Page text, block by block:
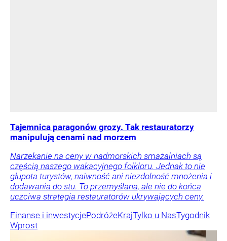
Tajemnica paragonów grozy. Tak restauratorzy
manipulują cenami nad morzem
Narzekanie na ceny w nadmorskich smażalniach są
częścią naszego wakacyjnego folkloru. Jednak to nie
głupota turystów, naiwność ani niezdolność mnożenia i
dodawania do stu. To przemyślana, ale nie do końca
uczciwa strategia restauratorów ukrywających ceny.
Finanse i inwestycjePodróżeKrajTylko u NasTygodnik
Wprost